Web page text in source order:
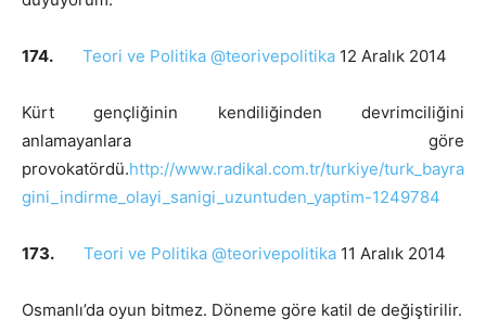
174. Teori ve Politika @teorivepolitika 12 Aralık 2014
Kürt gençliğinin kendiliğinden devrimciliğini
anlamayanlara göre
provokatördü.http://www.radikal.com.tr/turkiye/turk_bayra
gini_indirme_olayi_sanigi_uzuntuden_yaptim-1249784
173. Teori ve Politika @teorivepolitika 11 Aralık 2014
Osmanlı’da oyun bitmez. Döneme göre katil de değiştirilir.